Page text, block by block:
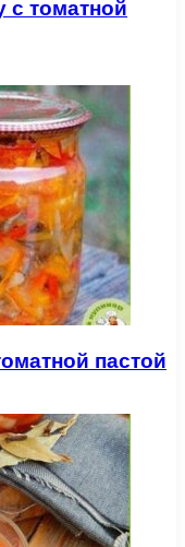
с томатной
пастой